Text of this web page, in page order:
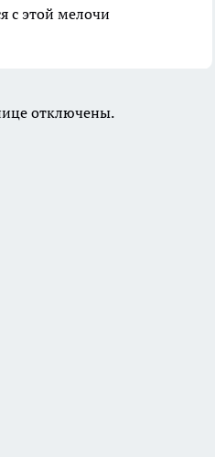
с этой мелочи
отключены.